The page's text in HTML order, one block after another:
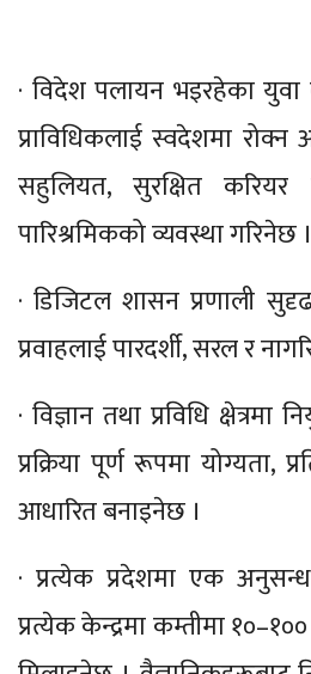
· विदेश पलायन भइरहेका युवा
प्राविधिकलाई स्वदेशमा
सहुलियत, सुरक्षित
पारिश्रमिकको व्यवस्था गरिनेछ ।
· डिजिटल शासन प्रणाली
प्रवाहलाई पारदर्शी, सरल र
· विज्ञान तथा प्रविधि क्षेत्रमा
प्रक्रिया पूर्ण रूपमा योग्यता,
आधारित बनाइनेछ ।
· प्रत्येक प्रदेशमा एक
प्रत्येक केन्द्रमा कम्तीमा